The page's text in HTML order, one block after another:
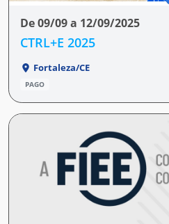
De 09/09 a 12/09/2025
CTRL+E 2025
Fortaleza/CE
PAGO